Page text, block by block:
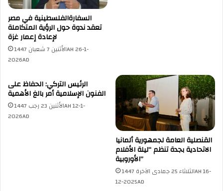
السفارةالفلسطينية في مصر
تعقد ندوة حول الرؤية المتكاملة
لإعادة إعمار غزة
الأثنين 7 شعبان 1447AH 26-1-
2026AD
الرئيس التركي: الحفاظ على
الفنون الإسلامية أمر بالغ الأهمية
الأثنين 23 رجب 1447AH 12-1-
2026AD
القنصلية العامة لجمهورية ألمانيا
الاتحادية بجدة تنظم “ليلة الأفلام
الأوروبية”
الثلاثاء 25 جمادى الآخرة 1447AH 16-
12-2025AD